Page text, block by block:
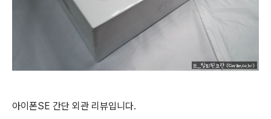
아이폰SE 간단 외관 리뷰입니다.